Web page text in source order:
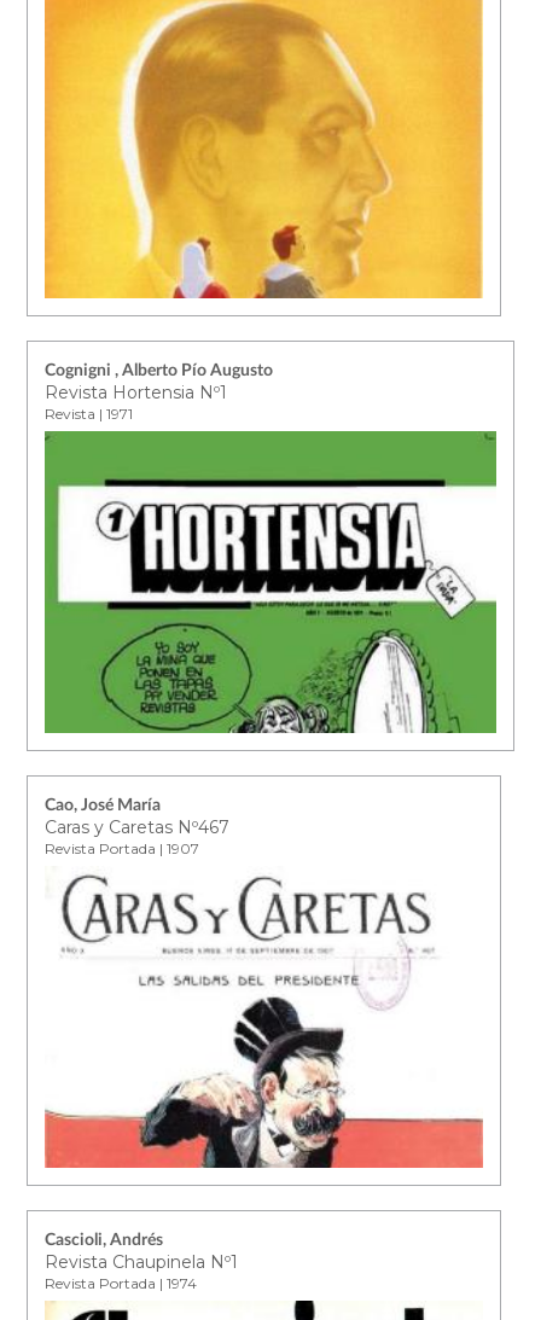
Cognigni , Alberto Pío Augusto
Revista Hortensia Nº1
Revista | 1971
Cao, José María
Caras y Caretas Nº467
Revista Portada | 1907
Cascioli, Andrés
Revista Chaupinela Nº1
Revista Portada | 1974